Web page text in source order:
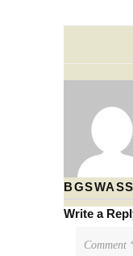
Write a